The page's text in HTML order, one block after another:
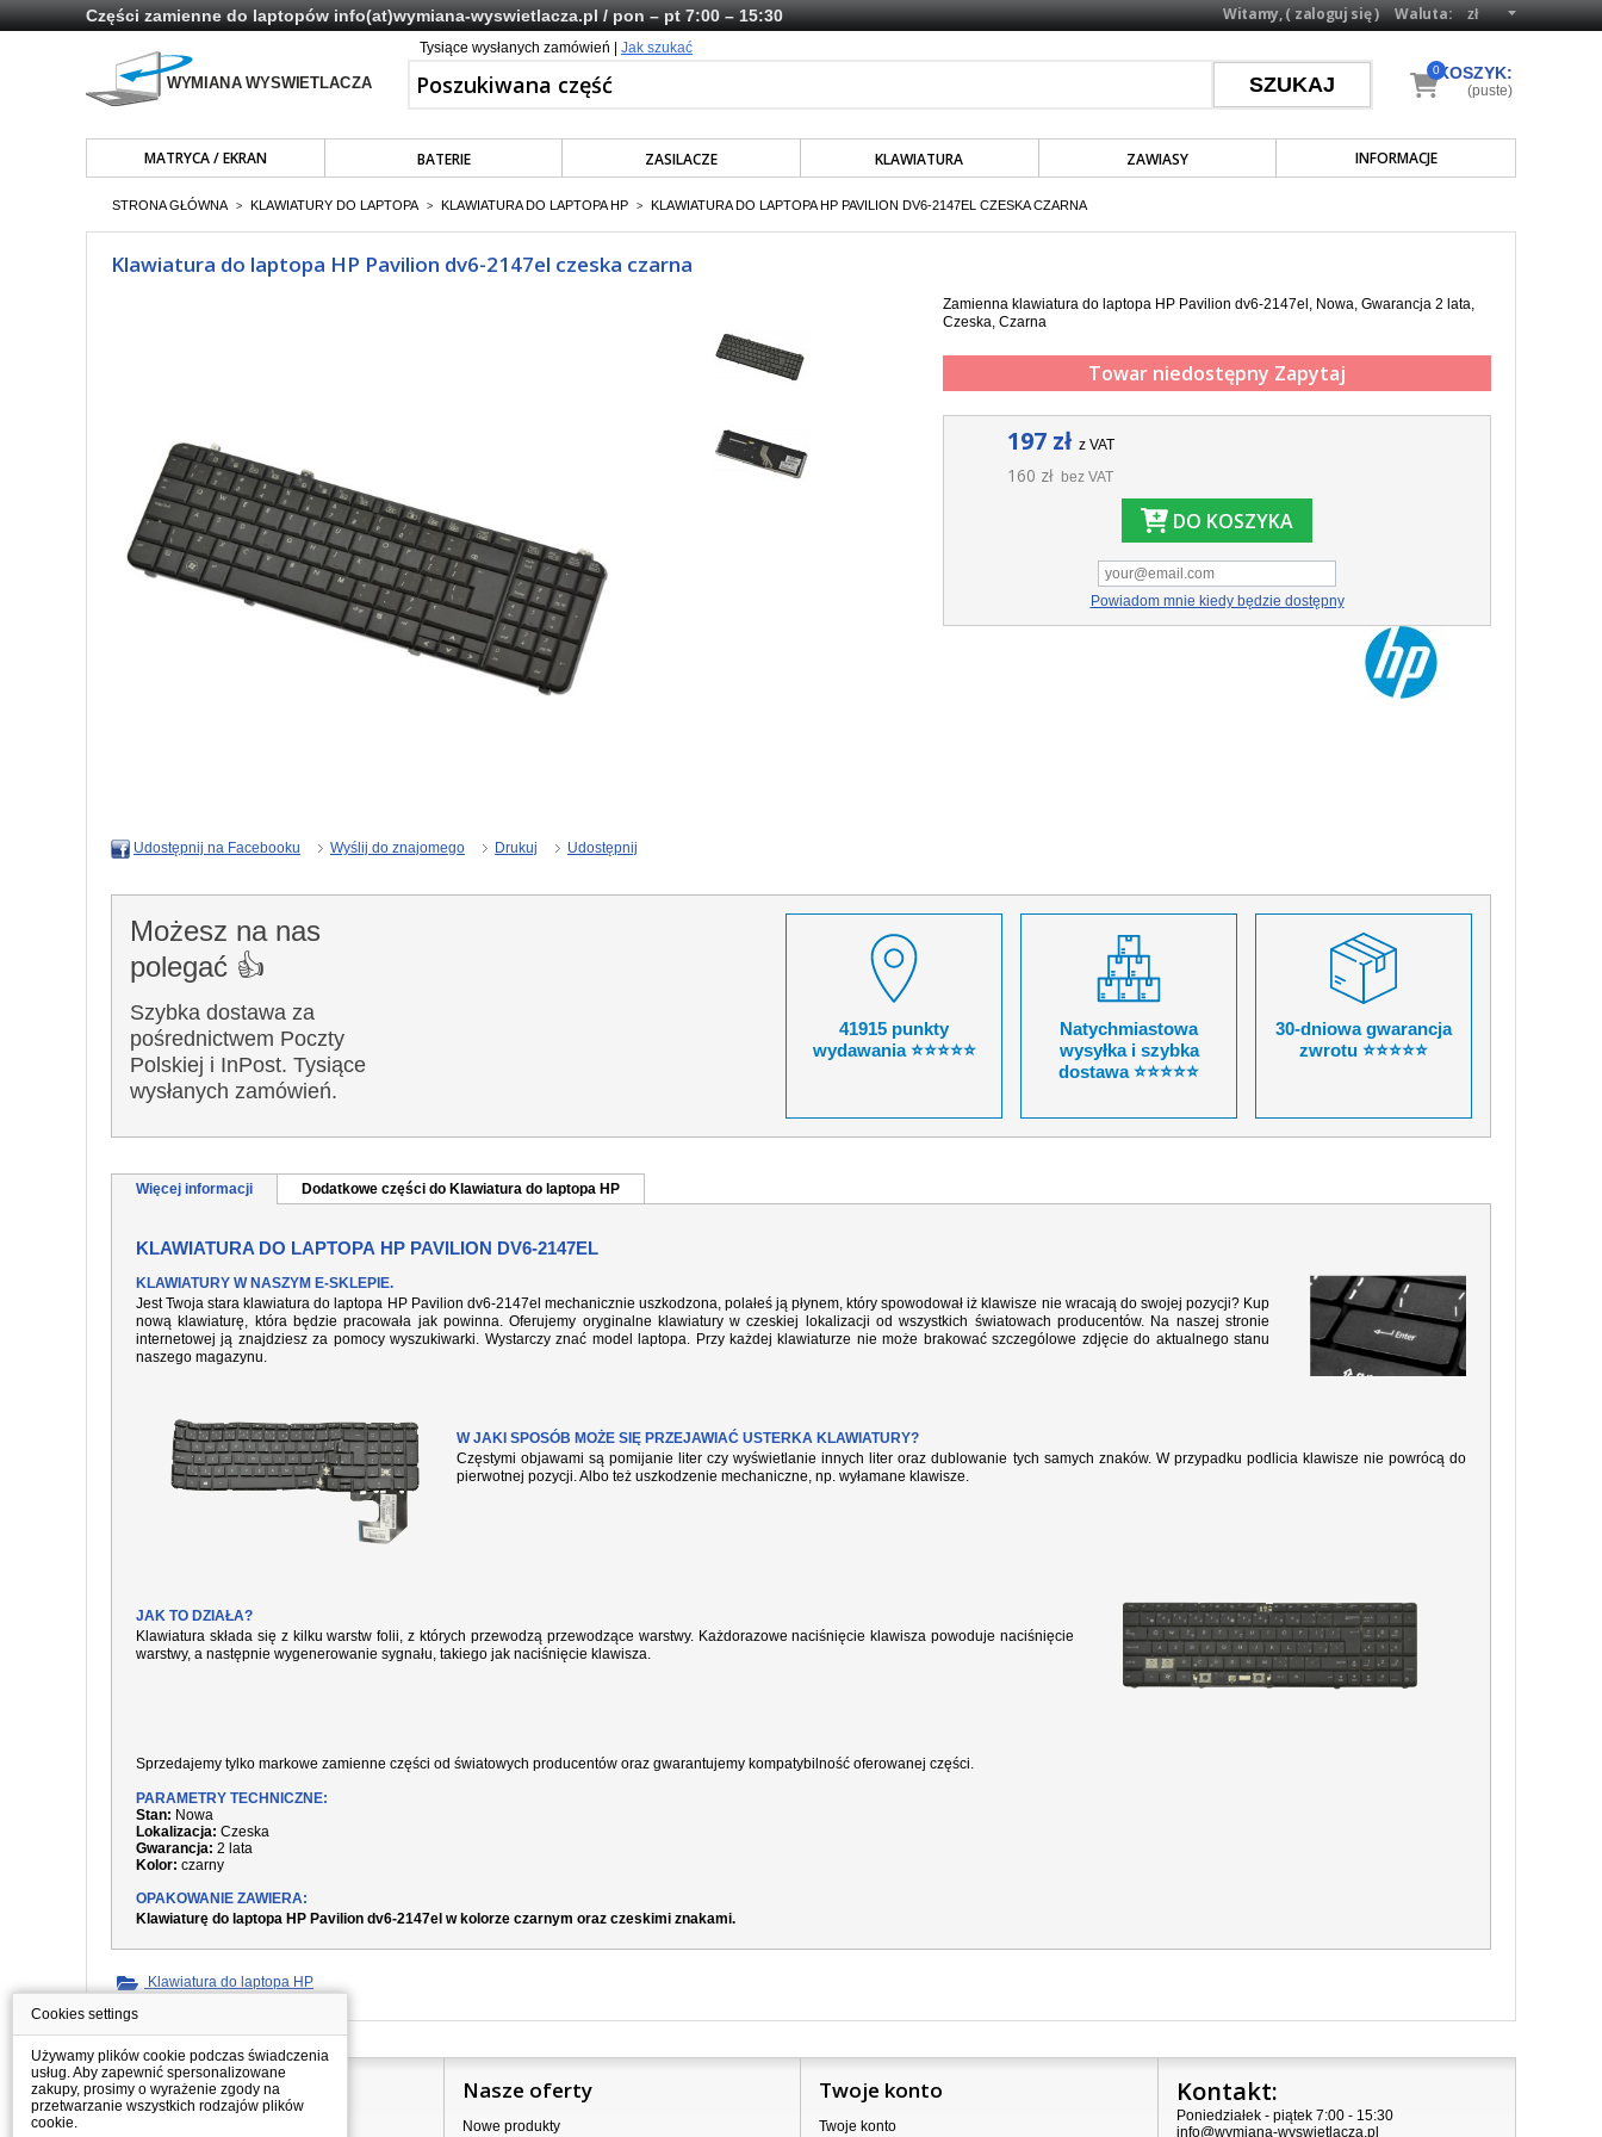
Części zamienne do laptopówinfo(at)wymiana-wyswietlacza.pl/ pon – pt 7:00 – 15:30 Waluta:
Witamy, (zaloguj się)
Tysiące wysłanych zamówień | Jak szukać
MATRYCA / EKRAN BATERIE ZASILACZE KLAWIATURA ZAWIASY INFORMACJE
KOSZYK:
0
(puste)
STRONA GŁÓWNA > KLAWIATURY DO LAPTOPA > KLAWIATURA DO LAPTOPA HP > KLAWIATURA DO LAPTOPA HP PAVILION DV6-2147EL CZESKA CZARNA
Klawiatura do laptopa HP Pavilion dv6-2147el czeska czarna
Zamienna klawiatura do laptopa HP Pavilion dv6-2147el, Nowa, Gwarancja 2 lata,
Czeska, Czarna
Towar niedostępny Zapytaj
197 zł z VAT
160 zł bez VAT
DO KOSZYKA
Powiadom mnie kiedy będzie dostępny
Udostępnij na Facebooku Wyślij do znajomego Drukuj Udostępnij
Możesz na nas
polegać 👍
Szybka dostawa za
pośrednictwem Poczty
Polskiej i InPost. Tysiące
wysłanych zamówień.
41915 punkty
wydawania ⭐⭐⭐⭐⭐
Natychmiastowa
wysyłka i szybka
dostawa ⭐⭐⭐⭐⭐
30-dniowa gwarancja
zwrotu ⭐⭐⭐⭐⭐
Więcej informacji Dodatkowe części do Klawiatura do laptopa HP
KLAWIATURA DO LAPTOPA HP PAVILION DV6-2147EL
KLAWIATURY W NASZYM E-SKLEPIE.
Jest Twoja stara klawiatura do laptopa HP Pavilion dv6-2147el mechanicznie uszkodzona, polałeś ją płynem, który spowodował iż klawisze nie wracają do swojej pozycji? Kup
nową klawiaturę, która będzie pracowała jak powinna. Oferujemy oryginalne klawiatury w czeskiej lokalizacji od wszystkich światowach producentów. Na naszej stronie
internetowej ją znajdziesz za pomocy wyszukiwarki. Wystarczy znać model laptopa. Przy każdej klawiaturze nie może brakować szczególowe zdjęcie do aktualnego stanu
naszego magazynu.
W JAKI SPOSÓB MOŻE SIĘ PRZEJAWIAĆ USTERKA KLAWIATURY?
Częstymi objawami są pomijanie liter czy wyświetlanie innych liter oraz dublowanie tych samych znaków. W przypadku podlicia klawisze nie powrócą do
pierwotnej pozycji. Albo też uszkodzenie mechaniczne, np. wyłamane klawisze.
JAK TO DZIAŁA?
Klawiatura składa się z kilku warstw folii, z których przewodzą przewodzące warstwy. Każdorazowe naciśnięcie klawisza powoduje naciśnięcie
warstwy, a następnie wygenerowanie sygnału, takiego jak naciśnięcie klawisza.
Sprzedajemy tylko markowe zamienne części od światowych producentów oraz gwarantujemy kompatybilność oferowanej części.
PARAMETRY TECHNICZNE:
Stan: Nowa
Lokalizacja: Czeska
Gwarancja: 2 lata
Kolor: czarny
OPAKOWANIE ZAWIERA:
Klawiaturę do laptopa HP Pavilion dv6-2147el w kolorze czarnym oraz czeskimi znakami.
Klawiatura do laptopa HP
Informacje Nasze oferty
Nowe produkty
Twoje konto
Twoje konto
Kontakt:
Poniedziałek - piątek 7:00 - 15:30
info@wymiana-wyswietlacza.pl
Cookies settings
Używamy plików cookie podczas świadczenia
usług. Aby zapewnić spersonalizowane
zakupy, prosimy o wyrażenie zgody na
przetwarzanie wszystkich rodzajów plików
cookie.